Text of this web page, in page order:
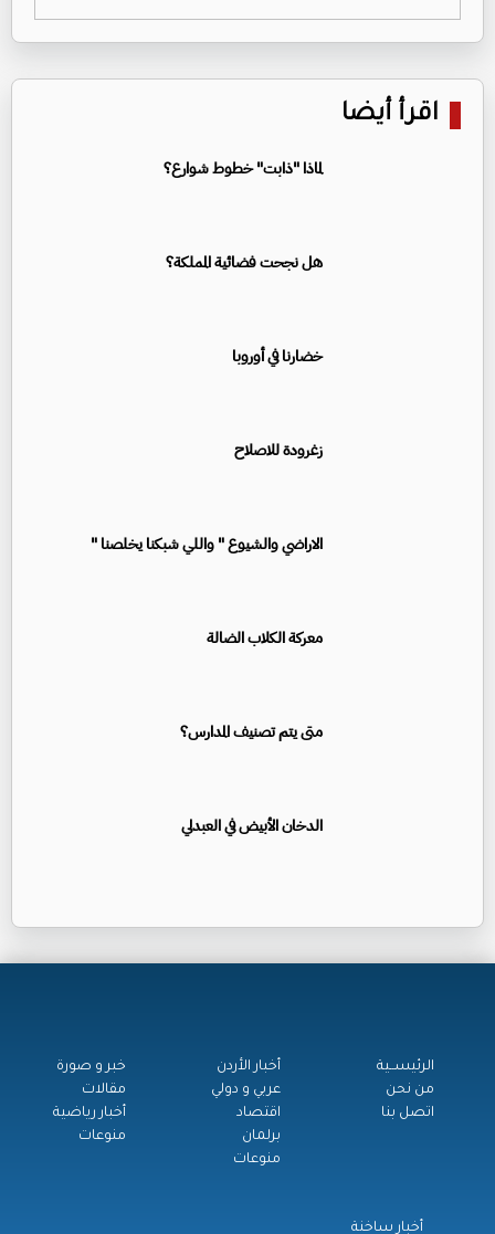
اقرأ أيضا
لماذا "ذابت" خطوط شوارع؟
هل نجحت فضائية المملكة؟
خضارنا في أوروبا
زغرودة للاصلاح
الاراضي والشيوع " واللي شبكنا يخلصنا "
معركة الكلاب الضالة
متى يتم تصنيف المدارس؟
الدخان الأبيض في العبدلي
الرئيســية
من نحن
اتصل بنا
أخبار الأردن
عربي و دولي
اقتصاد
برلمان
منوعات
خبر و صورة
مقالات
أخبار رياضية
منوعات
أخبار ساخنة